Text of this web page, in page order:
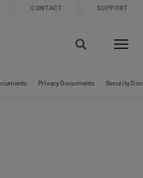
CONTACT SUPPORT
Privacy Documents Security